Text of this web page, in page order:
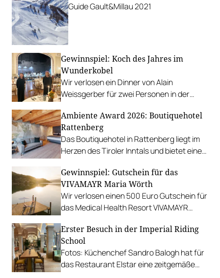
sieben Betriebe vor.
Guide Gault&Millau 2021
Gewinnspiel: Koch des Jahres im
Wunderkobel
Wir verlosen ein Dinner von Alain
Weissgerber für zwei Personen in der
im Jugendstil-Theater.
Ambiente Award 2026: Boutiquehotel
Rattenberg
Das Boutiquehotel in Rattenberg liegt im
Herzen des Tiroler Inntals und bietet eine
charmantesten alten Städte Österreichs.
Gewinnspiel: Gutschein für das
VIVAMAYR Maria Wörth
Wir verlosen einen 500 Euro Gutschein für
das Medical Health Resort VIVAMAYR
Erster Besuch in der Imperial Riding
School
Fotos: Küchenchef Sandro Balogh hat für
das Restaurant Elstar eine zeitgemäße